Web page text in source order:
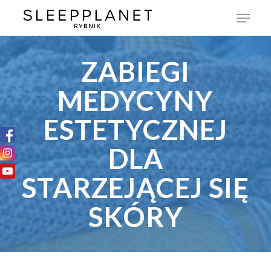
ZABIEGI
MEDYCYNY
ESTETYCZNEJ
DLA
STARZEJĄCEJ SIĘ
SKÓRY